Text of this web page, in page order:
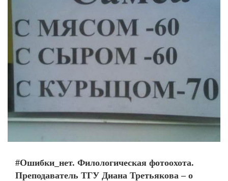
#Ошибки_нет. Филологическая фотоохота.
Преподаватель ТГУ Диана Третьякова – о